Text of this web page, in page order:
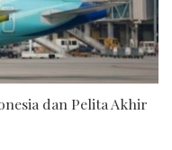
dan Pelita Akhir